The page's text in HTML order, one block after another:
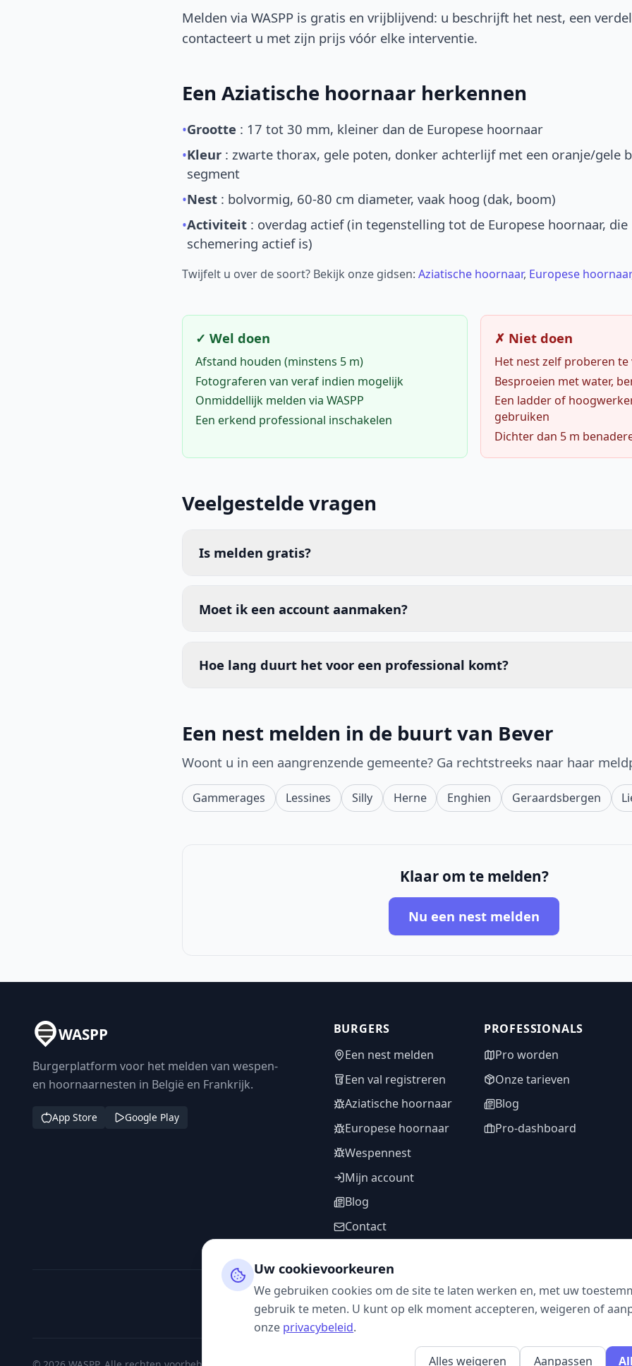
Melden via WASPP is gratis en vrijblijvend: u beschrijft het nest, een
contacteert u met zijn prijs vóór elke interventie.
Een Aziatische hoornaar herkennen
•Grootte : 17 tot 30 mm, kleiner dan de Europese hoornaar
•Kleur : zwarte thorax, gele poten, donker achterlijf met een oranje/gele
segment
•Nest : bolvormig, 60-80 cm diameter, vaak hoog (dak, boom)
•Activiteit : overdag actief (in tegenstelling tot de Europese hoornaar,
schemering actief is)
Twijfelt u over de soort? Bekijk onze gidsen: Aziatische hoornaar, Europese hoornaar
✓ Wel doen
Afstand houden (minstens 5 m)
Fotograferen van veraf indien mogelijk
Onmiddellijk melden via WASPP
Een erkend professional inschakelen
✗ Niet doen
Het nest zelf proberen
Besproeien met water,
Een ladder of
gebruiken
Dichter dan 5 m
Veelgestelde vragen
Is melden gratis?
Moet ik een account aanmaken?
Hoe lang duurt het voor een professional komt?
Een nest melden in de buurt van Bever
Woont u in een aangrenzende gemeente? Ga rechtstreeks naar haar
Gammerages Lessines Silly Herne Enghien Geraardsbergen
Klaar om te melden?
Nu een nest melden
WASPP
Burgerplatform voor het melden van wespen-
en hoornaarnesten in België en Frankrijk.
App Store Google Play
BURGERS
Een nest melden
Een val registreren
Aziatische hoornaar
Europese hoornaar
Wespennest
Mijn account
Blog
Contact
PROFESSIONALS
Pro worden
Onze tarieven
Blog
Pro-dashboard
VOLG ONS
Uw cookievoorkeuren
We gebruiken cookies om de site te laten werken en, met uw
gebruik te meten. U kunt op elk moment accepteren, weigeren of
onze privacybeleid.
Alles weigeren Aanpassen